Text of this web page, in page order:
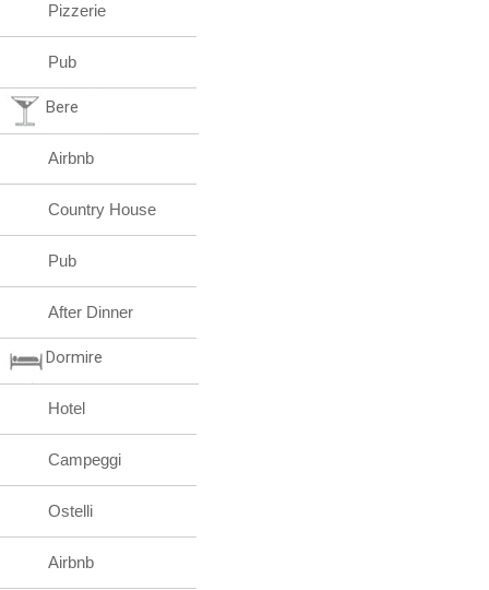
Pizzerie
Pub
Bere
Airbnb
Country House
Pub
After Dinner
Dormire
Hotel
Campeggi
Ostelli
Airbnb